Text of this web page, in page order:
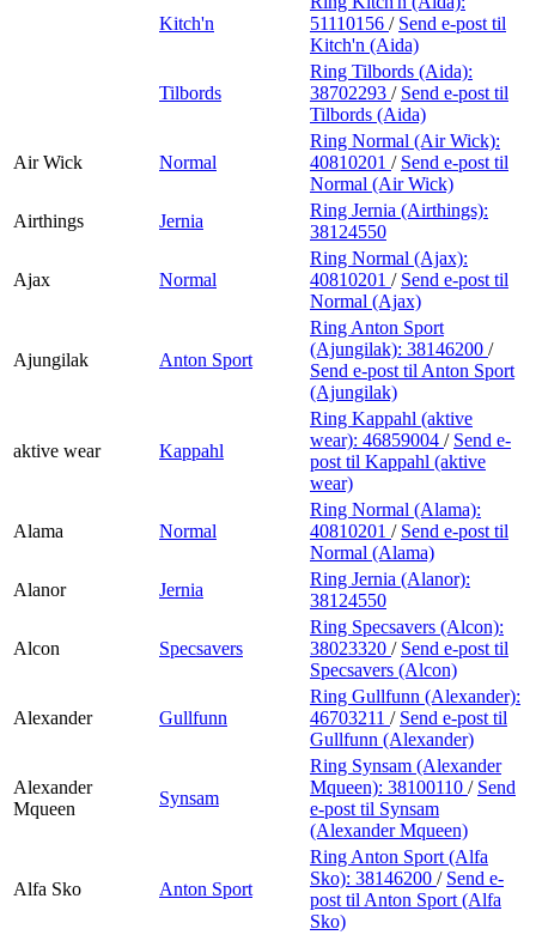
Kitch'n
51110156 / Send e-post til
Kitch'n (Aida)
Tilbords
Ring Tilbords (Aida):
38702293 / Send e-post til
Tilbords (Aida)
Air Wick Normal
Ring Normal (Air Wick):
40810201 / Send e-post til
Normal (Air Wick)
Airthings
Jernia
Ring Jernia (Airthings):
38124550
Ajax Normal
Ring Normal (Ajax):
40810201 / Send e-post til
Normal (Ajax)
Ajungilak Anton Sport
Ring Anton Sport
(Ajungilak): 38146200 /
Send e-post til Anton Sport
(Ajungilak)
aktive wear Kappahl
Ring Kappahl (aktive
wear): 46859004 / Send e-
post til Kappahl (aktive
wear)
Alama Normal
Ring Normal (Alama):
40810201 / Send e-post til
Normal (Alama)
Alanor
Jernia
Ring Jernia (Alanor):
38124550
Alcon Specsavers
Ring Specsavers (Alcon):
38023320 / Send e-post til
Specsavers (Alcon)
Alexander Gullfunn
Ring Gullfunn (Alexander):
46703211 / Send e-post til
Gullfunn (Alexander)
Alexander
Mqueen
Synsam
Ring Synsam (Alexander
Mqueen): 38100110 / Send
e-post til Synsam
(Alexander Mqueen)
Alfa Sko Anton Sport
Ring Anton Sport (Alfa
Sko): 38146200 / Send e-
post til Anton Sport (Alfa
Sko)